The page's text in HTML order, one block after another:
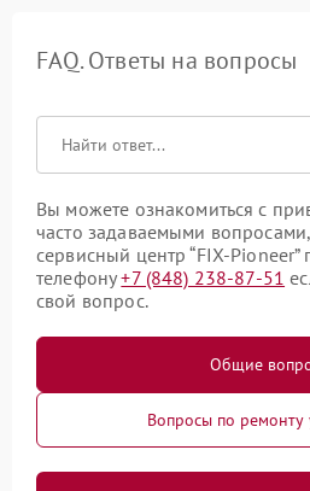
FAQ. Ответы на вопросы
Вы можете ознакомиться с
часто задаваемыми
сервисный центр “FIX-
телефону+7 (848) 238-87-51
свой вопрос.
Общие
Вопросы по ремонту